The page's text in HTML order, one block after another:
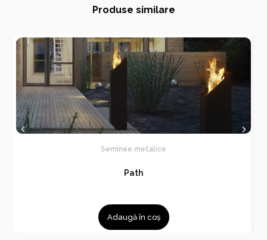
Produse similare
Seminee metalice
Path
Adaugă în coș